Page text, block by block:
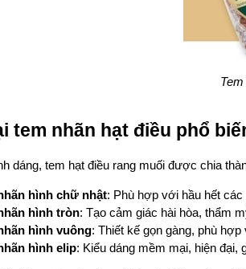
tem nhãn hạt điều phổ
dáng, tem hạt điều rang muối được chia
hình chữ nhật: Phù hợp với hầu hết các
hình tròn: Tạo cảm giác hài hòa, thẩm
hình vuông: Thiết kế gọn gàng, phù
hình elip: Kiểu dáng mềm mại, hiện đại,